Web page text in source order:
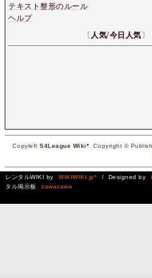
テキスト整形のルール
ヘルプ
〔 人気/今日人気 〕
CopyleftS4League Wiki* . Copyright ©
レンタルWIKI by WIKIWIKI.jp* / Designed by
タル掲示板
zawazawa